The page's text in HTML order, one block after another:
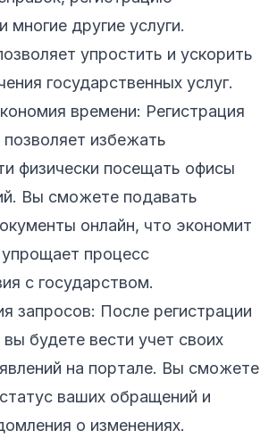
многие другие услуги.
упростить и ускорить
государственных услуг.
времени: Регистрация
позволяет избежать
физически посещать офисы
Вы сможете подавать
онлайн, что экономит
процесс
с государством.
запросов: После регистрации
вы будете вести учет своих
на портале. Вы сможете
ваших обращений и
о изменениях.